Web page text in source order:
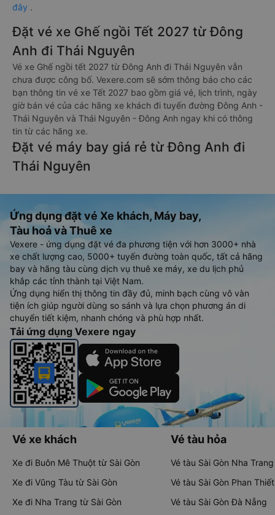
đây .
Đặt vé xe Ghế ngồi Tết 2027 từ Đông
Anh đi Thái Nguyên
Vé xe Ghế ngồi tết 2027 từ Đông Anh đi Thái Nguyên vẫn
chưa được công bố. Vexere.com sẽ sớm thông báo cho các
bạn thông tin vé xe Tết 2027 bao gồm giá vé, lịch trình, ngày
giờ bán vé của các hãng xe khách đi tuyến đường Đông Anh -
Thái Nguyên và Thái Nguyên - Đông Anh ngay khi có thông
tin từ các hãng xe.
Đặt vé máy bay giá rẻ từ Đông Anh đi
Thái Nguyên
Ứng dụng đặt vé Xe khách, Máy bay,
Tàu hoả và Thuê xe
Vexere - ứng dụng đặt vé đa phương tiện với hơn 3000+ nhà
xe chất lượng cao, 5000+ tuyến đường toàn quốc, tất cả hãng
bay và hãng tàu cùng dịch vụ thuê xe máy, xe du lịch phủ
khắp các tỉnh thành tại Việt Nam.
Ứng dụng hiển thị thông tin đầy đủ, minh bạch cùng vô vàn
tiện ích giúp người dùng so sánh và lựa chọn phương án di
chuyển tiết kiệm, nhanh chóng và phù hợp nhất.
Tải ứng dụng Vexere ngay
Vé xe khách
Xe đi Buôn Mê Thuột từ Sài Gòn
Xe đi Vũng Tàu từ Sài Gòn
Xe đi Nha Trang từ Sài Gòn
Vé tàu hỏa
Vé tàu Sài Gòn Nha Trang
Vé tàu Sài Gòn Phan Thiết
Vé tàu Sài Gòn Đà Nẵng